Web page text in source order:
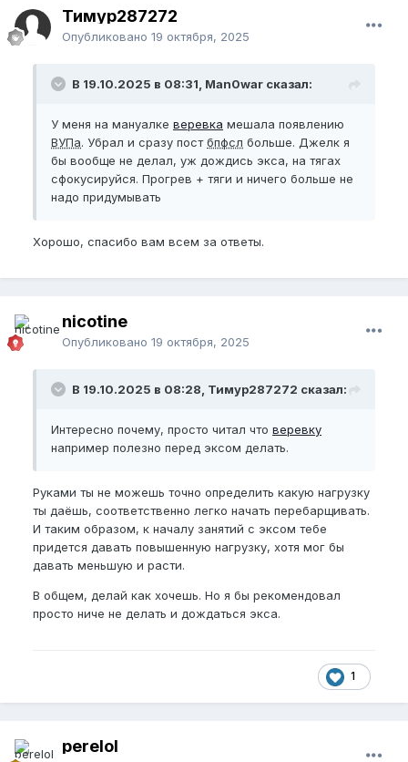
Тимур287272
Опубликовано 19 октября, 2025
В 19.10.2025 в 08:31, Man0war сказал:
У меня на мануалке веревка мешала появлению
ВУПа. Убрал и сразу постбпфсл больше. Джелк я
бы вообще не делал, уж дождись экса, на тягах
сфокусируйся. Прогрев + тяги и ничего больше не
надо придумывать
Хорошо, спасибо вам всем за ответы.
nicotine
Опубликовано 19 октября, 2025
В 19.10.2025 в 08:28, Тимур287272 сказал:
Интересно почему, просто читал что веревку
например полезно перед эксом делать.
Руками ты не можешь точно определить какую нагрузку
ты даёшь, соответственно легко начать перебарщивать.
И таким образом, к началу занятий с эксом тебе
придется давать повышенную нагрузку, хотя мог бы
давать меньшую и расти.
В общем, делай как хочешь. Но я бы рекомендовал
просто ниче не делать и дождаться экса.
1
perelol